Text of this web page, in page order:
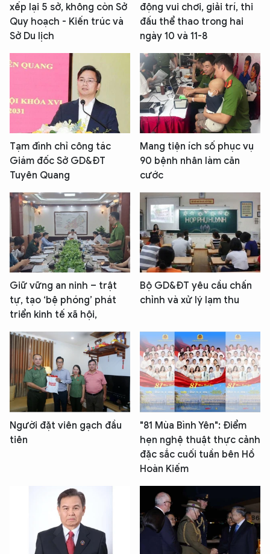
xếp lại 5 sở, không còn Sở
Quy hoạch - Kiến trúc và
Sở Du lịch
động vui chơi, giải trí, thi
đấu thể thao trong hai
ngày 10 và 11-8
Tạm đình chỉ công tác
Giám đốc Sở GD&ĐT
Tuyên Quang
Mang tiện ích số phục vụ
90 bệnh nhân làm căn
cước
Giữ vững an ninh – trật
tự, tạo ‘bệ phóng’ phát
triển kinh tế xã hội,
Bộ GD&ĐT yêu cầu chấn
chỉnh và xử lý lạm thu
Người đặt viên gạch đầu
tiên
"81 Mùa Bình Yên": Điểm
hẹn nghệ thuật thực cảnh
đặc sắc cuối tuần bên Hồ
Hoàn Kiếm